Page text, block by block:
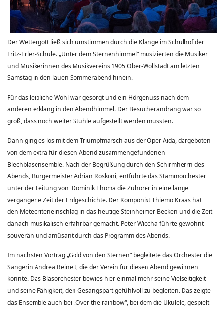
Der Wettergott ließ sich umstimmen durch die Klänge im Schulhof der
Fritz-Erler-Schule. „Unter dem Sternenhimmel“ musizierten die Musiker
und Musikerinnen des Musikvereins 1905 Ober-Wöllstadt am letzten
Samstag in den lauen Sommerabend hinein.
Für das leibliche Wohl war gesorgt und ein Hörgenuss nach dem
anderen erklang in den Abendhimmel. Der Besucherandrang war so
groß, dass noch weiter Stühle aufgestellt werden mussten.
Dann ging es los mit dem Triumpfmarsch aus der Oper Aida, dargeboten
von dem extra für diesen Abend zusammengefundenen
Blechblasensemble. Nach der Begrüßung durch den Schirmherrn des
Abends, Bürgermeister Adrian Roskoni, entführte das Stammorchester
unter der Leitung von Dominik Thoma die Zuhörer in eine lange
vergangene Zeit der Erdgeschichte. Der Komponist Thiemo Kraas hat
den Meteoriteneinschlag in das heutige Steinheimer Becken und die Zeit
danach musikalisch erfahrbar gemacht. Peter Wiecha führte gewohnt
souverän und amüsant durch das Programm des Abends.
Im nächsten Vortrag „Gold von den Sternen“ begleitete das Orchester die
Sängerin Andrea Reinelt, die der Verein für diesen Abend gewinnen
konnte. Das Blasorchester bewies hier einmal mehr seine Vielseitigkeit
und seine Fähigkeit, den Gesangspart gefühlvoll zu begleiten. Das zeigte
das Ensemble auch bei „Over the rainbow“, bei dem die Ukulele, gespielt